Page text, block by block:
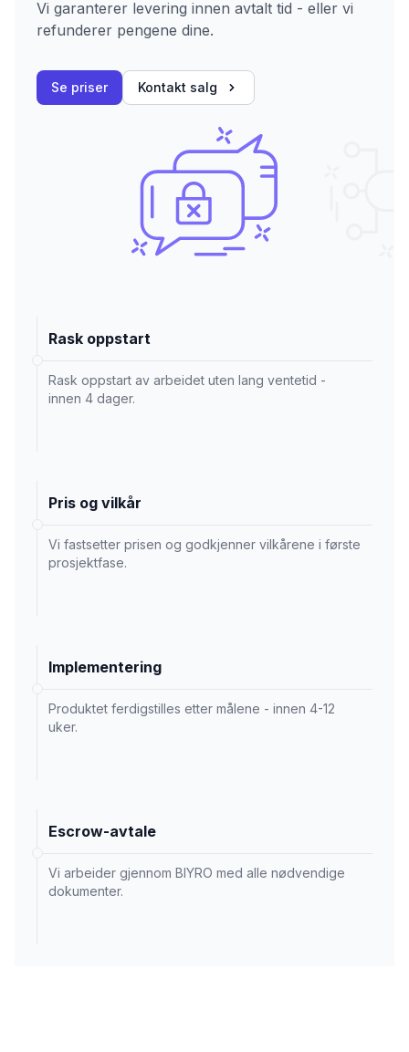
Vi garanterer levering innen avtalt tid - eller vi
refunderer pengene dine.
Se priser Kontakt salg
Rask oppstart
Rask oppstart av arbeidet uten lang ventetid -
innen 4 dager.
Pris og vilkår
Vi fastsetter prisen og godkjenner vilkårene i første
prosjektfase.
Implementering
Produktet ferdigstilles etter målene - innen 4-12
uker.
Escrow-avtale
Vi arbeider gjennom BIYRO med alle nødvendige
dokumenter.